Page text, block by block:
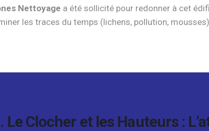
Nettoyage a été sollicité pour redonner à cet
les traces du temps (lichens, pollution,
Le Clocher et les Hauteurs :